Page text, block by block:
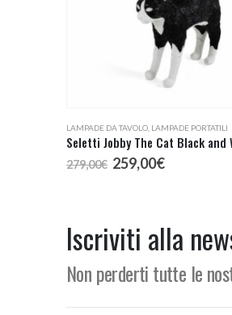
LAMPADE DA TAVOLO LAMPADE PORTATILI
Seletti Jobby The Cat Black and
279,00€ Il
prezzo
259,00€Il
Iscriviti alla
Non perderti tutte le